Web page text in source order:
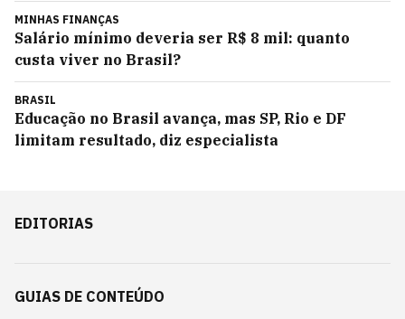
MINHAS FINANÇAS
Salário mínimo deveria ser R$ 8 mil: quanto
custa viver no Brasil?
BRASIL
Educação no Brasil avança, mas SP, Rio e DF
limitam resultado, diz especialista
EDITORIAS
GUIAS DE CONTEÚDO